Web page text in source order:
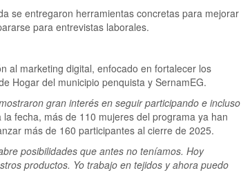
se entregaron herramientas concretas para mejorar
para entrevistas laborales.
al marketing digital, enfocado en fortalecer los
Hogar del municipio penquista y SernamEG.
gran interés en seguir participando e incluso
la fecha, más de 110 mujeres del programa ya han
más de 160 participantes al cierre de 2025.
posibilidades que antes no teníamos. Hoy
productos. Yo trabajo en tejidos y ahora puedo